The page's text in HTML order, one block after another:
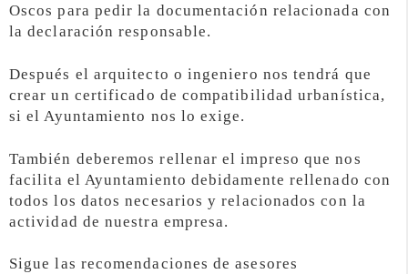
Oscos para pedir la documentación relacionada con
la declaración responsable.
Después el arquitecto o ingeniero nos tendrá que
crear un certificado de compatibilidad urbanística,
si el Ayuntamiento nos lo exige.
También deberemos rellenar el impreso que nos
facilita el Ayuntamiento debidamente rellenado con
todos los datos necesarios y relacionados con la
actividad de nuestra empresa.
Sigue las recomendaciones de asesores